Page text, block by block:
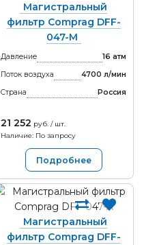
Магистральный
фильтр Comprag DFF-
047-M
Давление
16 атм
Поток воздуха
4700 л/мин
Страна
Россия
21 252 руб. / шт.
Наличие: По запросу
Подробнее
Магистральный
фильтр Comprag DFF-